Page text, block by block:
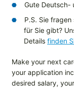
Gute Deutsch-
P.S. Sie
für Sie gibt?
Details finden
Make your next
your application
desired salary,